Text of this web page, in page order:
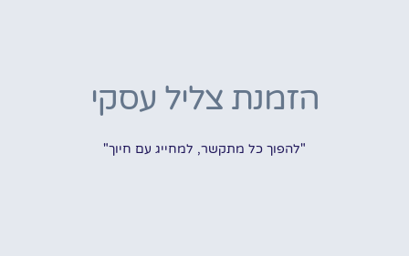
הזמנת צליל עסקי
"להפוך כל מתקשר, למחייג עם חיוך"